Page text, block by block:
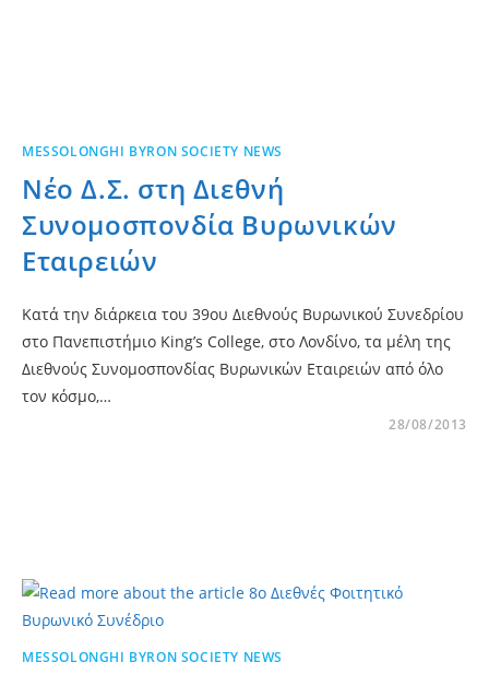
MESSOLONGHI BYRON SOCIETY NEWS
Νέο Δ.Σ. στη Διεθνή
Συνομοσπονδία Βυρωνικών
Εταιρειών
Κατά την διάρκεια του 39ου Διεθνούς Βυρωνικού Συνεδρίου
στο Πανεπιστήμιο King’s College, στο Λονδίνο, τα μέλη της
Διεθνούς Συνομοσπονδίας Βυρωνικών Εταιρειών από όλο
τον κόσμο,…
28/08/2013
MESSOLONGHI BYRON SOCIETY NEWS